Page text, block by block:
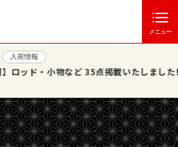
メニュー
小物など 35点掲載いたしました!!